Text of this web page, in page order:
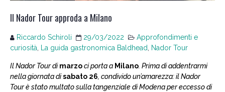
Il Nador Tour approda a Milano
Riccardo Schiroli 29/03/2022
Approfondimenti e
curiosità, La guida gastronomica Baldhead, Nador Tour
Il Nador Tour dimarzoci porta a Milano. Prima di addentrarmi
nella giornata disabato 26, condivido un’amarezza: il Nador
Tour è stato multato sulla tangenziale di Modena per eccesso di